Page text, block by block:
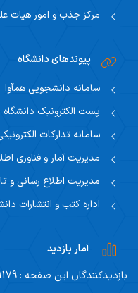
مرکز جذب و امور هیات
پیوندهای دانشگاه
سامانه دانشجویی همآوا
پست الکترونیک دانشگاه
سامانه تدارکات
مدیریت آمار و فناوری
مدیریت اطلاع رسانی و
اداره کتب و انتشارات
آمار بازدید
بازدیدکنندگان این صفحه : 1179